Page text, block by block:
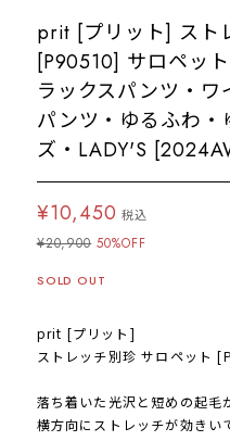
prit [プリット] スト
[P90510] サロペッ
ラックスパンツ・
パンツ・ゆるふわ
ズ・LADY'S
¥10,450 税込
¥20,900 50%OFF
SOLD OUT
prit [プリット]
ストレッチ別珍 サロペット
落ち着いた光沢と短めの起毛
横方向にストレッチが効きい